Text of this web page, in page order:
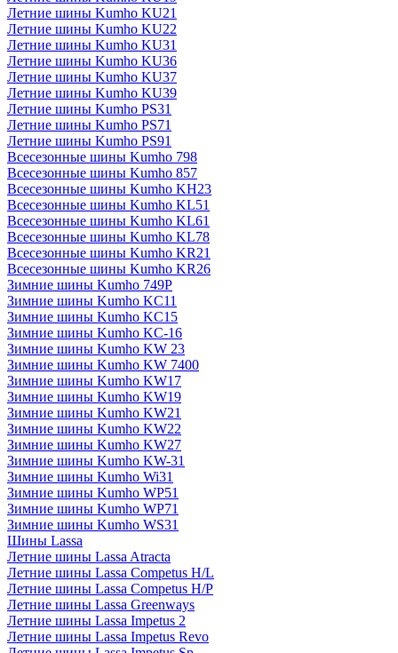
Летние шины Kumho KU21
Летние шины Kumho KU22
Летние шины Kumho KU31
Летние шины Kumho KU36
Летние шины Kumho KU37
Летние шины Kumho KU39
Летние шины Kumho PS31
Летние шины Kumho PS71
Летние шины Kumho PS91
Всесезонные шины Kumho 798
Всесезонные шины Kumho 857
Всесезонные шины Kumho KH23
Всесезонные шины Kumho KL51
Всесезонные шины Kumho KL61
Всесезонные шины Kumho KL78
Всесезонные шины Kumho KR21
Всесезонные шины Kumho KR26
Зимние шины Kumho 749P
Зимние шины Kumho KC11
Зимние шины Kumho KC15
Зимние шины Kumho KC-16
Зимние шины Kumho KW 23
Зимние шины Kumho KW 7400
Зимние шины Kumho KW17
Зимние шины Kumho KW19
Зимние шины Kumho KW21
Зимние шины Kumho KW22
Зимние шины Kumho KW27
Зимние шины Kumho KW-31
Зимние шины Kumho Wi31
Зимние шины Kumho WP51
Зимние шины Kumho WP71
Зимние шины Kumho WS31
Шины Lassa
Летние шины Lassa Atracta
Летние шины Lassa Competus H/L
Летние шины Lassa Competus H/P
Летние шины Lassa Greenways
Летние шины Lassa Impetus 2
Летние шины Lassa Impetus Revo